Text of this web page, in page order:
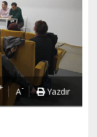
A- Yazdır